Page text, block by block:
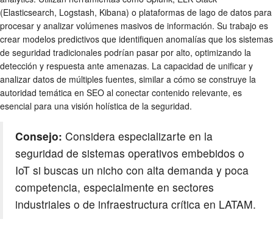
(Elasticsearch, Logstash, Kibana) o plataformas de lago de datos para
procesar y analizar volúmenes masivos de información. Su trabajo es
crear modelos predictivos que identifiquen anomalías que los sistemas
de seguridad tradicionales podrían pasar por alto, optimizando la
detección y respuesta ante amenazas. La capacidad de unificar y
analizar datos de múltiples fuentes, similar a cómo se construye la
autoridad temática en SEO al conectar contenido relevante, es
esencial para una visión holística de la seguridad.
Consejo: Considera especializarte en la
seguridad de sistemas operativos embebidos o
IoT si buscas un nicho con alta demanda y poca
competencia, especialmente en sectores
industriales o de infraestructura crítica en LATAM.